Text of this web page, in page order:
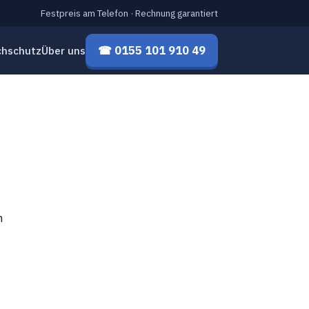
Festpreis am Telefon · Rechnung garantiert
Über uns ☎ 0155 101 910 49